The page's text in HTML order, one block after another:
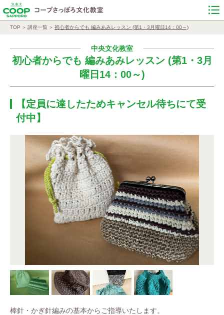
TOP 講座一覧 初心者からでも 編みあみレッスン (第1・3月曜日14：00～)
中央文化教室
初心者からでも 編みあみレッスン (第1・3月
曜日14：00～)
【定員に達したためキャンセル待ちにて受
付中】
棒針・かぎ針編みの基本からご指導いたします。